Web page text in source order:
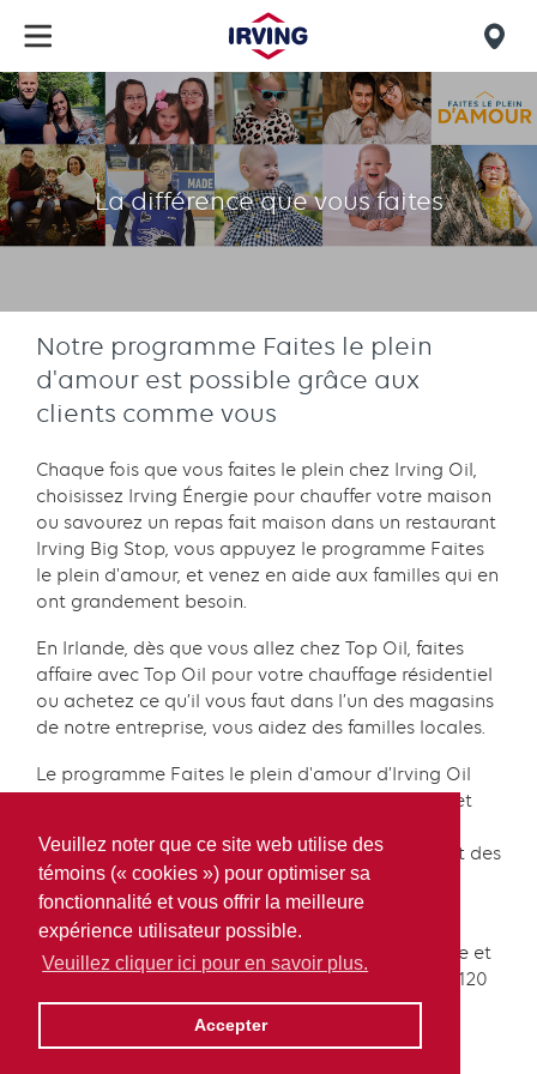
Veuillez noter que ce site web utilise des
témoins (« cookies ») pour optimiser sa
fonctionnalité et vous offrir la meilleure
expérience utilisateur possible.
Veuillez cliquer ici pour en savoir plus.
Accepter
main
content
find
us
How
you
make
a
La différence que vous faites
Notre programme Faites le plein
d'amour est possible grâce aux
clients comme vous
Chaque fois que vous faites le plein chez Irving Oil,
choisissez Irving Énergie pour chauffer votre maison
ou savourez un repas fait maison dans un restaurant
Irving Big Stop, vous appuyez le programme Faites
le plein d'amour, et venez en aide aux familles qui en
ont grandement besoin.
En Irlande, dès que vous allez chez Top Oil, faites
affaire avec Top Oil pour votre chauffage résidentiel
ou achetez ce qu’il vous faut dans l’un des magasins
de notre entreprise, vous aidez des familles locales.
Le programme Faites le plein d'amour d’Irving Oil
permet de combler la distance entre la maison et
d'essence aux familles ayant un enfant requérant des
soins médicaux.
En collaboration avec des hôpitaux du Canada
atlantique, du Québec, de la Nouvelle-Angleterre et
d’Irlande, Faites le plein d'amour a aidé plus de 120
000 familles depuis 2002.
Cliquez icipour en savoir plus.